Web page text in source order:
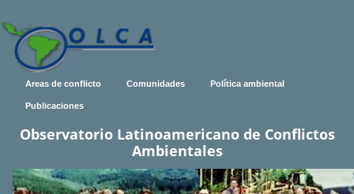
Areas de conflicto Comunidades Política ambiental
Publicaciones
Observatorio Latinoamericano de Conflictos
Ambientales